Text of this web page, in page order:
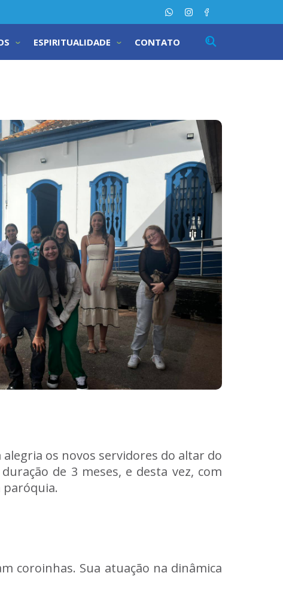
ESPIRITUALIDADE CONTATO
os novos servidores do altar do
de 3 meses, e desta vez, com
coroinhas. Sua atuação na dinâmica